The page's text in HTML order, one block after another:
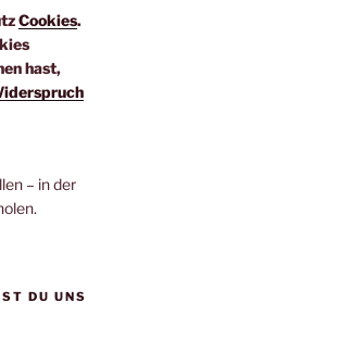
Cookies.
hast,
– in der
DU UNS